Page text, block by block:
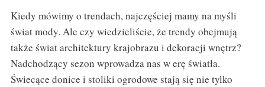
Kiedy mówimy o trendach, najczęściej mamy na myśli
świat mody. Ale czy wiedzieliście, że trendy obejmują
także świat architektury krajobrazu i dekoracji wnętrz?
Nadchodzący sezon wprowadza nas w erę światła.
Świecące donice i stoliki ogrodowe stają się nie tylko